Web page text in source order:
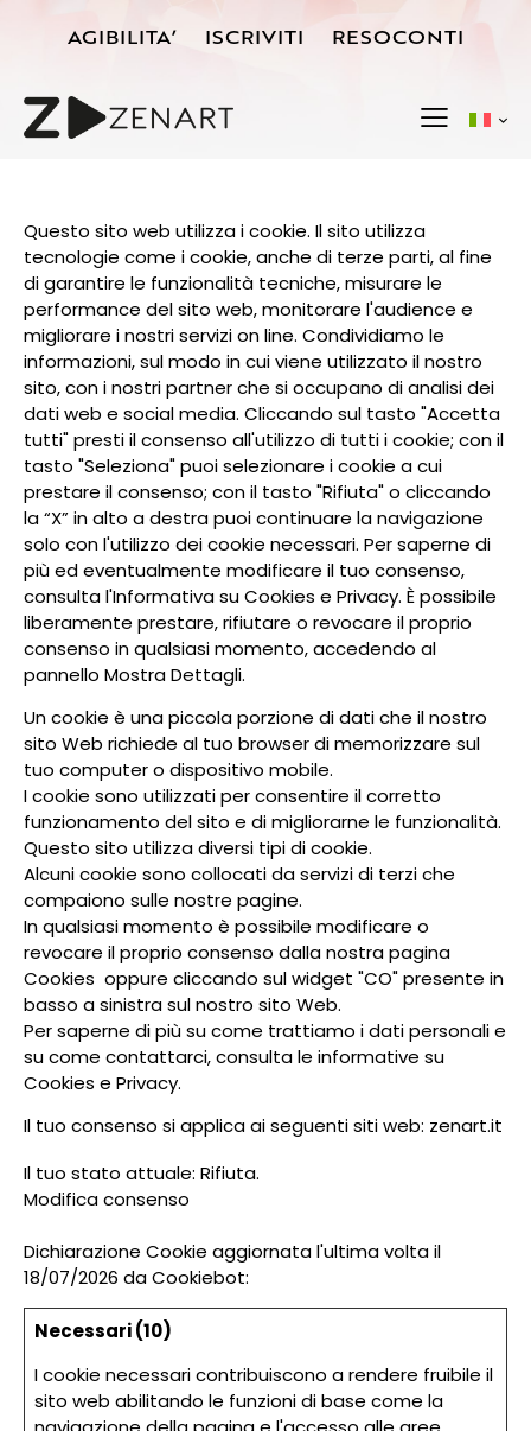
AGIBILITA’ ISCRIVITI RESOCONTI
Questo sito web utilizza i cookie. Il sito utilizza
tecnologie come i cookie, anche di terze parti, al fine
di garantire le funzionalità tecniche, misurare le
performance del sito web, monitorare l'audience e
migliorare i nostri servizi on line. Condividiamo le
informazioni, sul modo in cui viene utilizzato il nostro
sito, con i nostri partner che si occupano di analisi dei
dati web e social media. Cliccando sul tasto "Accetta
tutti" presti il consenso all'utilizzo di tutti i cookie; con il
tasto "Seleziona" puoi selezionare i cookie a cui
prestare il consenso; con il tasto "Rifiuta" o cliccando
la “X” in alto a destra puoi continuare la navigazione
solo con l'utilizzo dei cookie necessari. Per saperne di
più ed eventualmente modificare il tuo consenso,
consulta l'Informativa suCookies e Privacy. È possibile
liberamente prestare, rifiutare o revocare il proprio
consenso in qualsiasi momento, accedendo al
pannello Mostra Dettagli.
Un cookie è una piccola porzione di dati che il nostro
sito Web richiede al tuo browser di memorizzare sul
tuo computer o dispositivo mobile.
I cookie sono utilizzati per consentire il corretto
funzionamento del sito e di migliorarne le funzionalità.
Questo sito utilizza diversi tipi di cookie.
Alcuni cookie sono collocati da servizi di terzi che
compaiono sulle nostre pagine.
In qualsiasi momento è possibile modificare o
revocare il proprio consenso dalla nostra pagina
Cookies oppure cliccando sul widget "CO" presente in
basso a sinistra sul nostro sito Web.
Per saperne di più su come trattiamo i dati personali e
su come contattarci, consulta le informative su
Cookies e Privacy.
Il tuo consenso si applica ai seguenti siti web: zenart.it
Il tuo stato attuale: Rifiuta.
Modifica consenso
Dichiarazione Cookie aggiornata l'ultima volta il
18/07/2026 daCookiebot:
Necessari (10)
I cookie necessari contribuiscono a rendere fruibile il
sito web abilitando le funzioni di base come la